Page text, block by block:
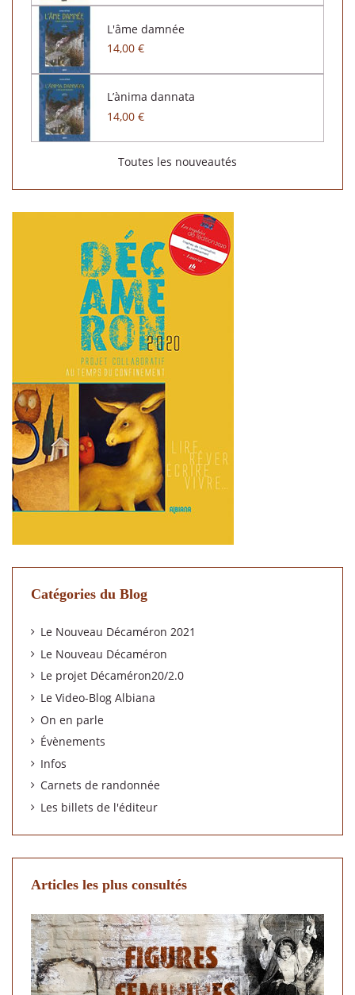
L'âme damnée
14,00 €
L’ànima dannata
14,00 €
Toutes les nouveautés
Catégories du Blog
Le Nouveau Décaméron 2021
Le Nouveau Décaméron
Le projet Décaméron20/2.0
Le Video-Blog Albiana
On en parle
Évènements
Infos
Carnets de randonnée
Les billets de l'éditeur
Articles les plus consultés